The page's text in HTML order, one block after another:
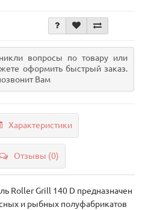
вопросы по товару или
оформить быстрый заказ.
Вам
Характеристики
Отзывы (0)
Roller Grill 140 D предназначен
и рыбных полуфабрикатов